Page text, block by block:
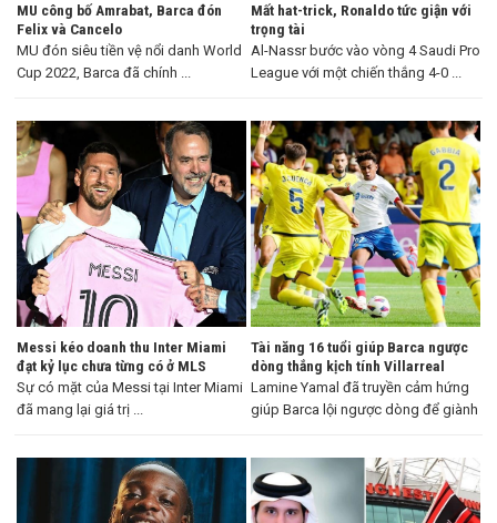
MU công bố Amrabat, Barca đón
Felix và Cancelo
MU đón siêu tiền vệ nổi danh World
Cup 2022, Barca đã chính ...
Mất hat-trick, Ronaldo tức giận với
trọng tài
Al-Nassr bước vào vòng 4 Saudi Pro
League với một chiến thắng 4-0 ...
Messi kéo doanh thu Inter Miami
đạt kỷ lục chưa từng có ở MLS
Sự có mặt của Messi tại Inter Miami
đã mang lại giá trị ...
Tài năng 16 tuổi giúp Barca ngược
dòng thắng kịch tính Villarreal
Lamine Yamal đã truyền cảm hứng
giúp Barca lội ngược dòng để giành